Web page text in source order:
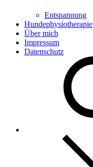
Entspannung
Hundephysiotherapie
Über mich
Impressum
Datenschutz